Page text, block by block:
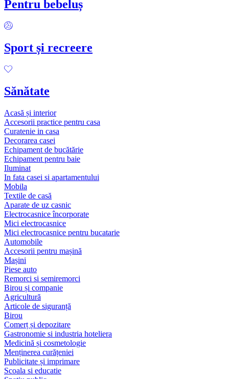
Pentru bebeluș
Sport și recreere
Sănătate
Acasă și interior
Accesorii practice pentru casa
Curatenie in casa
Decorarea casei
Echipament de bucătărie
Echipament pentru baie
Iluminat
In fata casei si apartamentului
Mobila
Textile de casă
Aparate de uz casnic
Electrocasnice încorporate
Mici electrocasnice
Mici electrocasnice pentru bucatarie
Automobile
Accesorii pentru mașină
Mașini
Piese auto
Remorci si semiremorci
Birou și companie
Agricultură
Articole de siguranță
Birou
Comerț și depozitare
Gastronomie si industria hoteliera
Medicină și cosmetologie
Menținerea curățeniei
Publicitate și imprimare
Scoala si educatie